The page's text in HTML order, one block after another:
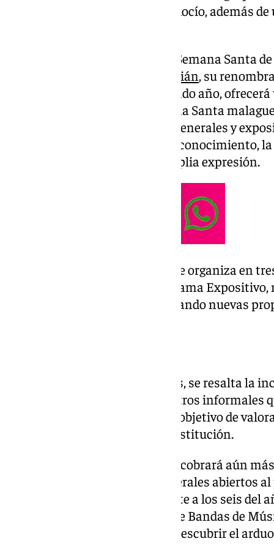
la Banda de Música Virgen del Rocío, además
La Agrupación de Cofradías de Semana Santa
Cuaresma en San Julián, su
siguiendo la estructura del pasado año,
actividades en torno a la Semana Santa
redondas, conciertos, ensayos generales y
gratuita que busca fomentar el conocimiento,
universo cofrade en su más amplia expresión.
Un año más, la programación se organiza en
Mundo Cofrade, Música y Programa
anteriores ediciones e incorporando nuevas
Entre las principales novedades, se resalta la
el Archivo’, una serie de encuentros informales
la sede de la Agrupación, con el objetivo de
documental del Archivo de la institución.
Además, la música procesional cobrará aún
incremento de los ensayos generales abiertos
se realizarán diez ensayos, frente a los seis del
colaboración de la Federación de Bandas de
ensayos permitirán al público descubrir el